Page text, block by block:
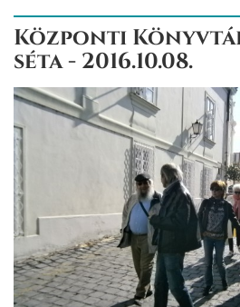
Központi
séta - 2016.10.08.